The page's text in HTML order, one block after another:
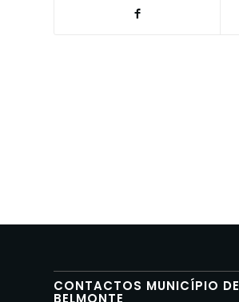
CONTACTOS MUNICÍPIO DE
BELMONTE